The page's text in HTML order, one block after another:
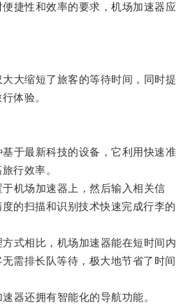
性和效率的要求，机场加速器应
缩短了旅客的等待时间，同时提
体验。
最新科技的设备，它利用快速准
行效率。
场加速器上，然后输入相关信
的扫描和识别技术快速完成行李的
相比，机场加速器能在短时间内
需排长队等待，极大地节省了时间
还拥有智能化的导航功能。